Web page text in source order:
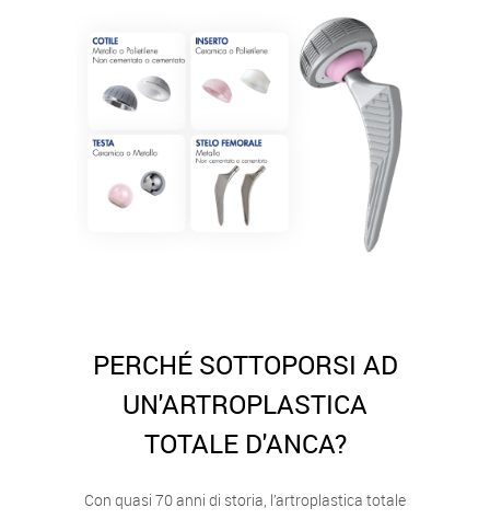
PERCHÉ SOTTOPORSI AD
UN'ARTROPLASTICA
TOTALE D'ANCA?
Con quasi 70 anni di storia, l’artroplastica totale